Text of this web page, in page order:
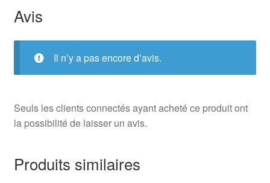
Avis
Il n’y a pas encore d’avis.
Seuls les clients connectés ayant acheté ce produit ont
la possibilité de laisser un avis.
Produits similaires